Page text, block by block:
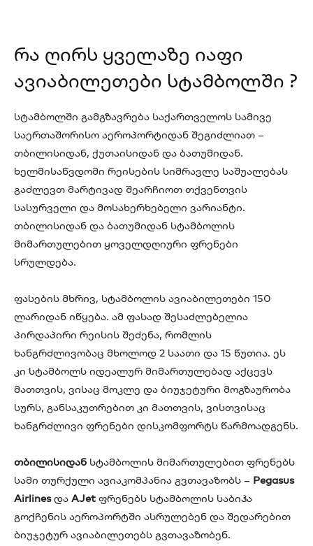
რა ღირს ყველაზე იაფი
ავიაბილეთები სტამბოლში ?
სტამბოლში გამგზავრება საქართველოს სამივე
საერთაშორისო აეროპორტიდან შეგიძლიათ –
თბილისიდან, ქუთაისიდან და ბათუმიდან.
ხელმისაწვდომი რეისების სიმრავლე საშუალებას
გაძლევთ მარტივად შეარჩიოთ თქვენთვის
სასურველი და მოსახერხებელი ვარიანტი.
თბილისიდან და ბათუმიდან სტამბოლის
მიმართულებით ყოველდღიური ფრენები
სრულდება.
ფასების მხრივ, სტამბოლის ავიაბილეთები 150
ლარიდან იწყება. ამ ფასად შესაძლებელია
პირდაპირი რეისის შეძენა, რომლის
ხანგრძლივობაც მხოლოდ 2 საათი და 15 წუთია. ეს
კი სტამბოლს იდეალურ მიმართულებად აქცევს
მათთვის, ვისაც მოკლე და ბიუჯეტური მოგზაურობა
სურს, განსაკუთრებით კი მათთვის, ვისთვისაც
ხანგრძლივი ფრენები დისკომფორტს წარმოადგენს.
თბილისიდან სტამბოლის მიმართულებით ფრენებს
სამი თურქული ავიაკომპანია გვთავაზობს – Pegasus
Airlinesდა AJet ფრენებს სტამბოლის საბიჰა
გოქჩენის აეროპორტში ასრულებენ და შედარებით
ბიუჯეტურ ავიაბილეთებს გვთავაზობენ.